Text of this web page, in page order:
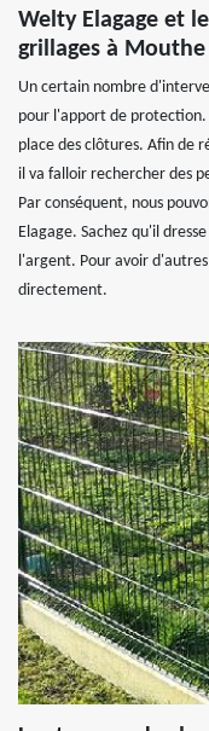
Welty Elagage et
grillages à
Un certain nombre
pour l'apport de
place des clôtures. Afin de
il va falloir rechercher des
Par conséquent, nous
Elagage. Sachez qu'il
l'argent. Pour avoir
directement.